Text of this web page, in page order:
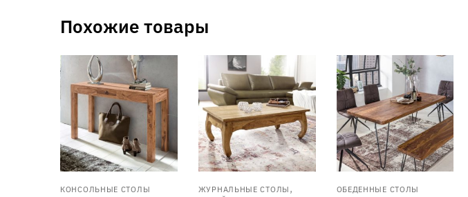
Похожие товары
КОНСОЛЬНЫЕ СТОЛЫ ЖУРНАЛЬНЫЕ СТОЛЫ , ОБЕДЕННЫЕ СТОЛЫ